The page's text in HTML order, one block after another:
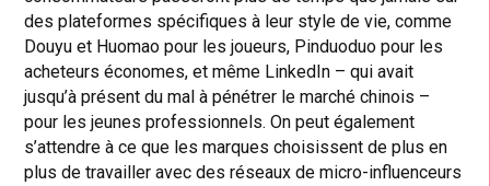
des plateformes spécifiques à leur style de vie, comme
Douyu et Huomao pour les joueurs, Pinduoduo pour les
acheteurs économes, et même LinkedIn – qui avait
jusqu’à présent du mal à pénétrer le marché chinois –
pour les jeunes professionnels. On peut également
s’attendre à ce que les marques choisissent de plus en
plus de travailler avec des réseaux de micro-influenceurs